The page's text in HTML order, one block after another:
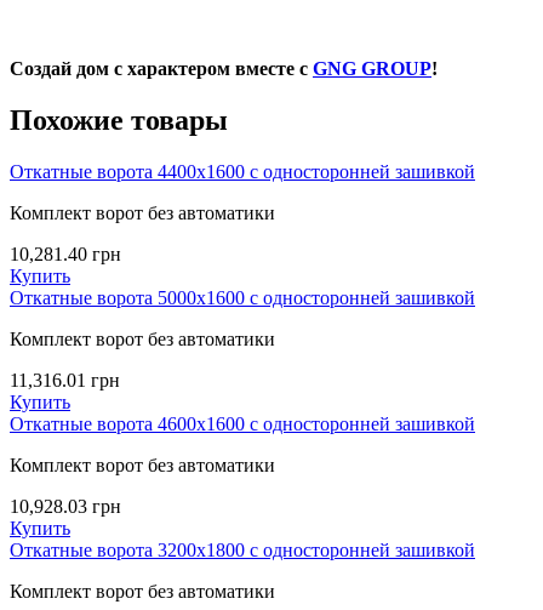
Создай дом с характером вместе с GNG GROUP!
Похожие товары
Откатные ворота 4400х1600 с односторонней зашивкой
Комплект ворот без автоматики
10,281.40 грн
Купить
Откатные ворота 5000х1600 с односторонней зашивкой
Комплект ворот без автоматики
11,316.01 грн
Купить
Откатные ворота 4600х1600 с односторонней зашивкой
Комплект ворот без автоматики
10,928.03 грн
Купить
Откатные ворота 3200х1800 с односторонней зашивкой
Комплект ворот без автоматики